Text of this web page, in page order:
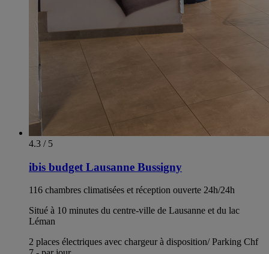
4.3 / 5
ibis budget Lausanne Bussigny
116 chambres climatisées et réception ouverte 24h/24h
Situé à 10 minutes du centre-ville de Lausanne et du lac
Léman
2 places électriques avec chargeur à disposition/ Parking Chf